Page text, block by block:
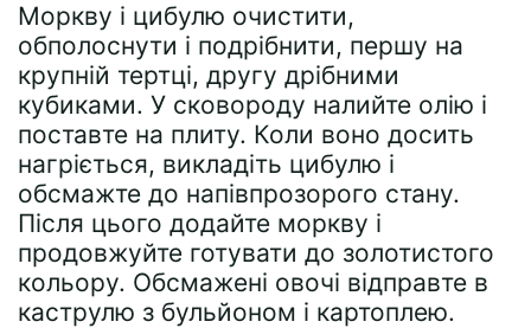
Моркву і цибулю очистити,
обполоснути і подрібнити, першу на
крупній тертці, другу дрібними
кубиками. У сковороду налийте олію і
поставте на плиту. Коли воно досить
нагріється, викладіть цибулю і
обсмажте до напівпрозорого стану.
Після цього додайте моркву і
продовжуйте готувати до золотистого
кольору. Обсмажені овочі відправте в
каструлю з бульйоном і картоплею.